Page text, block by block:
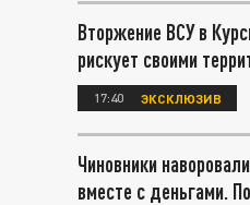
Вторжение ВСУ в
рискует своими
17:40 ЭКСКЛЮЗИВ
Чиновники
вместе с деньгами.